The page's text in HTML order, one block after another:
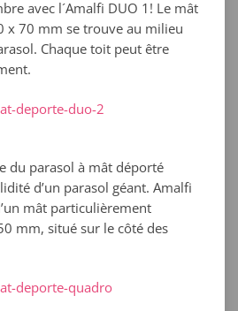
avec l´Amalfi DUO 1! Le mât
x 70 mm se trouve au milieu
Chaque toit peut être
du parasol à mât déporté
d’un parasol géant. Amalfi
mât particulièrement
mm, situé sur le côté des